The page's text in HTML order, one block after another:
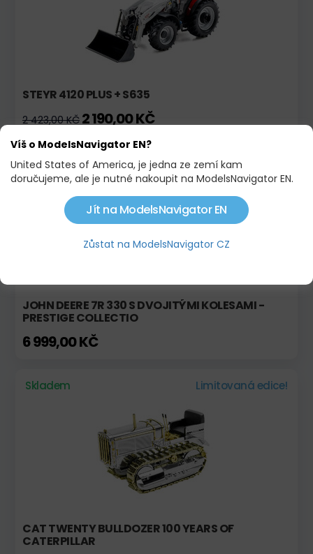
STEYR 4120 PLUS + S635
2 423,00 KČ 2 190,00 KČ
Skladem Limitovaná edice!
JOHN DEERE 7R 330 S DVOJITÝMI KOLESAMI -
PRESTIGE COLLECTIO
6 999,00 KČ
Skladem Limitovaná edice!
CAT TWENTY BULLDOZER 100 YEARS OF
CATERPILLAR
Víš o ModelsNavigator EN?
United States of America, je jedna ze zemí kam
doručujeme, ale je nutné nakoupit na ModelsNavigator EN.
Jít na ModelsNavigator EN
Zůstat na ModelsNavigator CZ